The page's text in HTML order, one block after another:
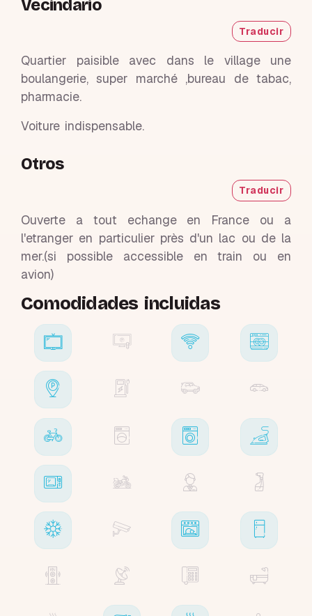
Vecindario
Traducir
Quartier paisible avec dans le village une
boulangerie, super marché ,bureau de tabac,
pharmacie.
Voiture indispensable.
Otros
Traducir
Ouverte a tout echange en France ou a
l'etranger en particulier près d'un lac ou de la
mer.(si possible accessible en train ou en
avion)
Comodidades incluidas